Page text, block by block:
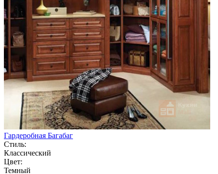
Гардеробная Багабаг
Стиль:
Классический
Цвет:
Темный